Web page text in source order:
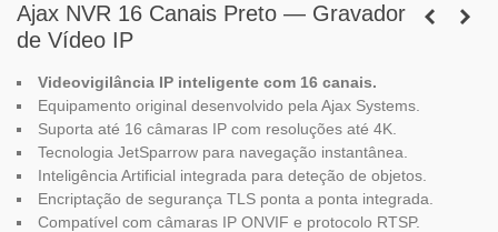
Ajax NVR 16 Canais Preto — Gravador
de Vídeo IP
Videovigilância IP inteligente com 16 canais.
Equipamento original desenvolvido pela Ajax Systems.
Suporta até 16 câmaras IP com resoluções até 4K.
Tecnologia JetSparrow para navegação instantânea.
Inteligência Artificial integrada para deteção de objetos.
Encriptação de segurança TLS ponta a ponta integrada.
Compatível com câmaras IP ONVIF e protocolo RTSP.